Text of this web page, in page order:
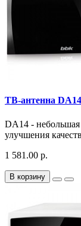
ТВ-антенна
DA14 - небольшая
улучшения
1 581.00 р.
В корзину